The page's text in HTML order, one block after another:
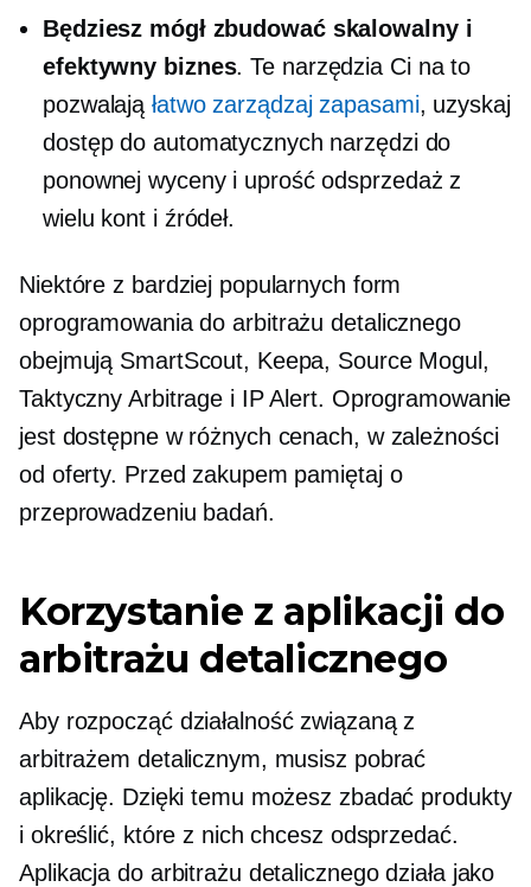
Będziesz mógł zbudować skalowalny i
efektywny biznes. Te narzędzia Ci na to
pozwalająłatwo zarządzaj zapasami, uzyskaj
dostęp do automatycznych narzędzi do
ponownej wyceny i uprość odsprzedaż z
wielu kont i źródeł.
Niektóre z bardziej popularnych form
oprogramowania do arbitrażu detalicznego
obejmują SmartScout, Keepa, Source Mogul,
Taktyczny Arbitrage i IP Alert. Oprogramowanie
jest dostępne w różnych cenach, w zależności
od oferty. Przed zakupem pamiętaj o
przeprowadzeniu badań.
Korzystanie z aplikacji do
arbitrażu detalicznego
Aby rozpocząć działalność związaną z
arbitrażem detalicznym, musisz pobrać
aplikację. Dzięki temu możesz zbadać produkty
i określić, które z nich chcesz odsprzedać.
Aplikacja do arbitrażu detalicznego działa jako